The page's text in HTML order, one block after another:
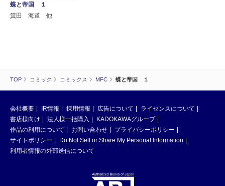
TOP コミック コミックス MFC 蝶と帝国 １
蝶と帝国 １
箕田 海道 他
会社概要 IR情報 採用情報 広告について
ライセンスについて
書店様向け
法人様一括購入
KADOKAWAグループ
作品の利用について
お問い合わせ
プライバシーポリシー
サイトポリシー
Do Not Sell or Share My Personal Information
利用者情報の外部送信について